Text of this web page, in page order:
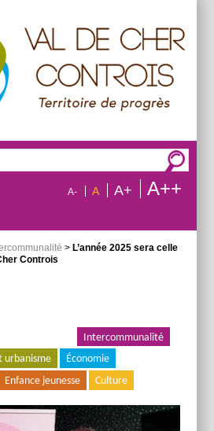
A- A A+ A++
> L’année 2025 sera celle
Controis
Intercommunalité
urbanisme
Économie
Enfance jeunesse Culture